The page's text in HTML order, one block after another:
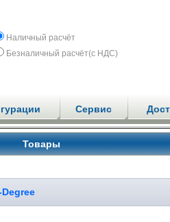
Наличный расчёт
Безналичный расчёт(с НДС)
Сервис
Товары